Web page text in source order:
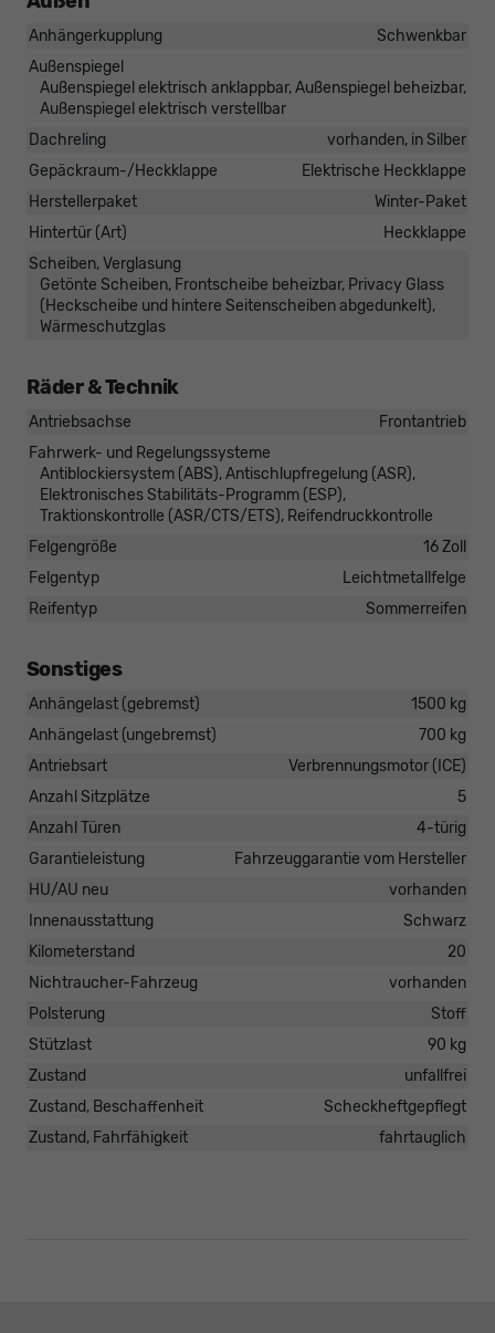
Anhängerkupplung
Schwenkbar
Außenspiegel
Außenspiegel elektrisch anklappbar, Außenspiegel beheizbar,
Außenspiegel elektrisch verstellbar
Dachreling
vorhanden, in Silber
Gepäckraum-/Heckklappe
Elektrische Heckklappe
Herstellerpaket
Winter-Paket
Hintertür (Art)
Heckklappe
Scheiben, Verglasung
Getönte Scheiben, Frontscheibe beheizbar, Privacy Glass
(Heckscheibe und hintere Seitenscheiben abgedunkelt),
Wärmeschutzglas
Räder & Technik
Antriebsachse
Frontantrieb
Fahrwerk- und Regelungssysteme
Antiblockiersystem (ABS), Antischlupfregelung (ASR),
Elektronisches Stabilitäts-Programm (ESP),
Traktionskontrolle (ASR/CTS/ETS), Reifendruckkontrolle
Felgengröße
16 Zoll
Felgentyp
Leichtmetallfelge
Reifentyp
Sommerreifen
Sonstiges
Anhängelast (gebremst)
1500 kg
Anhängelast (ungebremst)
700 kg
Antriebsart
Verbrennungsmotor (ICE)
Anzahl Sitzplätze
5
Anzahl Türen
4-türig
Garantieleistung
Fahrzeuggarantie vom Hersteller
HU/AU neu
vorhanden
Innenausstattung
Schwarz
Kilometerstand
20
Nichtraucher-Fahrzeug
vorhanden
Polsterung
Stoff
Stützlast
90 kg
Zustand
unfallfrei
Zustand, Beschaffenheit
Scheckheftgepflegt
Zustand, Fahrfähigkeit
fahrtauglich